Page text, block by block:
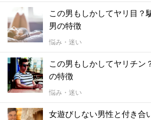
この男もしかしてヤリ目？
男の特徴
悩み・迷い
この男もしかしてヤリチン
の特徴
悩み・迷い
女遊びしない男性と付き合